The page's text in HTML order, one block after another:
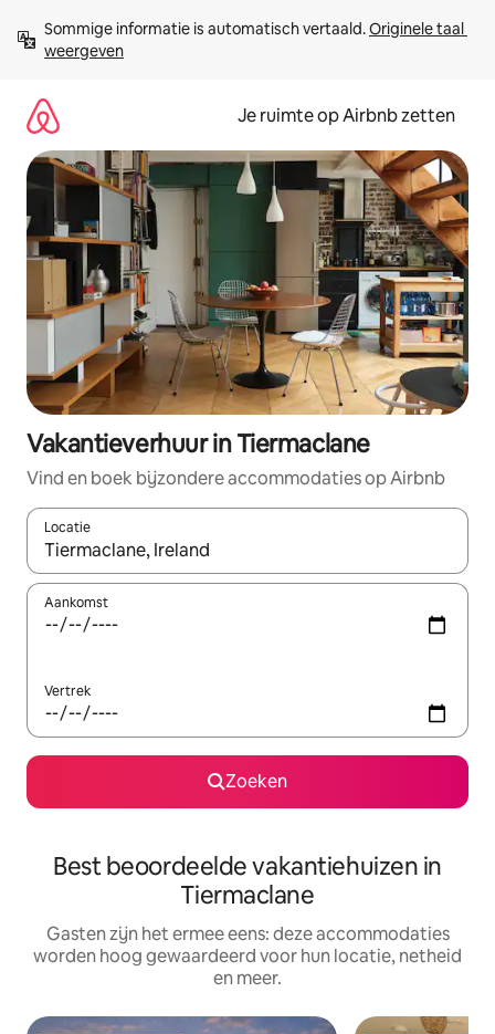
direct
naar
Sommige informatie is automatisch vertaald. Originele taal
weergeven
Je ruimte op Airbnb zetten
Vakantieverhuur in Tiermaclane
Vind en boek bijzondere accommodaties op Airbnb
Locatie
Wanneer er suggesties beschikbaar zijn, maak je een keuze
Aankomst
Vertrek
Zoeken
Best beoordeelde vakantiehuizen in
Tiermaclane
Gasten zijn het ermee eens: deze accommodaties
worden hoog gewaardeerd voor hun locatie, netheid
en meer.